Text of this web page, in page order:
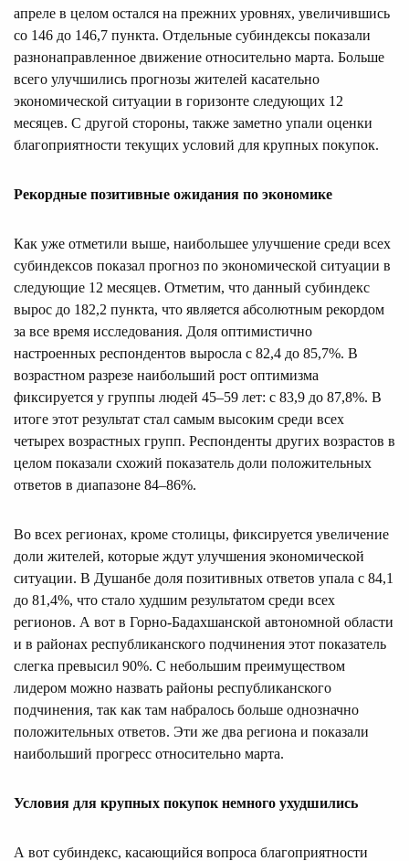
апреле в целом остался на прежних уровнях, увеличившись
со 146 до 146,7 пункта. Отдельные субиндексы показали
разнонаправленное движение относительно марта. Больше
всего улучшились прогнозы жителей касательно
экономической ситуации в горизонте следующих 12
месяцев. С другой стороны, также заметно упали оценки
благоприятности текущих условий для крупных покупок.
Рекордные позитивные ожидания по экономике
Как уже отметили выше, наибольшее улучшение среди всех
субиндексов показал прогноз по экономической ситуации в
следующие 12 месяцев. Отметим, что данный субиндекс
вырос до 182,2 пункта, что является абсолютным рекордом
за все время исследования. Доля оптимистично
настроенных респондентов выросла с 82,4 до 85,7%. В
возрастном разрезе наибольший рост оптимизма
фиксируется у группы людей 45–59 лет: с 83,9 до 87,8%. В
итоге этот результат стал самым высоким среди всех
четырех возрастных групп. Респонденты других возрастов в
целом показали схожий показатель доли положительных
ответов в диапазоне 84–86%.
Во всех регионах, кроме столицы, фиксируется увеличение
доли жителей, которые ждут улучшения экономической
ситуации. В Душанбе доля позитивных ответов упала с 84,1
до 81,4%, что стало худшим результатом среди всех
регионов. А вот в Горно-Бадахшанской автономной области
и в районах республиканского подчинения этот показатель
слегка превысил 90%. С небольшим преимуществом
лидером можно назвать районы республиканского
подчинения, так как там набралось больше однозначно
положительных ответов. Эти же два региона и показали
наибольший прогресс относительно марта.
Условия для крупных покупок немного ухудшились
А вот субиндекс, касающийся вопроса благоприятности